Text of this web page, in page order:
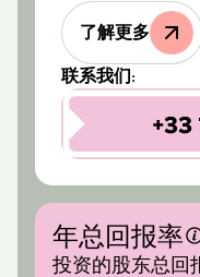
了解更多
联系我们:
年总回报率
投资的股东总回